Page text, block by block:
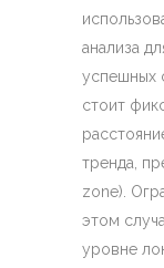
анализа
успешных
стоит
тренда,
zone).
этом
уровне